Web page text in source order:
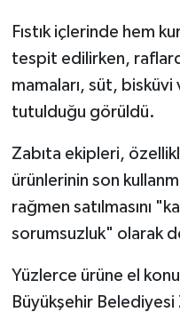
Fıstık içlerinde hem
tespit edilirken,
mamaları, süt, bisküvi
tutulduğu görüldü.
Zabıta ekipleri,
ürünlerinin son
rağmen satılmasını
sorumsuzluk" olarak
Yüzlerce ürüne el
Büyükşehir Belediyesi